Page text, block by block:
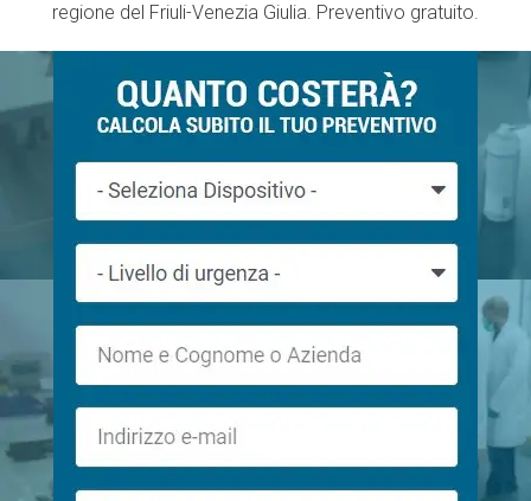
regione del Friuli-Venezia Giulia. Preventivo gratuito.